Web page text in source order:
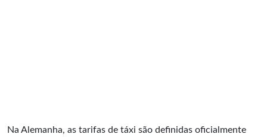
Na Alemanha, as tarifas de táxi são definidas oficialmente